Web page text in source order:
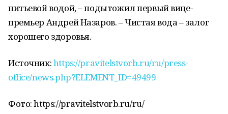
питьевой водой, – подытожил первый вице-
премьер Андрей Назаров. – Чистая вода – залог
хорошего здоровья.
Источник:https://pravitelstvorb.ru/ru/press-
office/news.php?ELEMENT_ID=49499
Фото: https://pravitelstvorb.ru/ru/